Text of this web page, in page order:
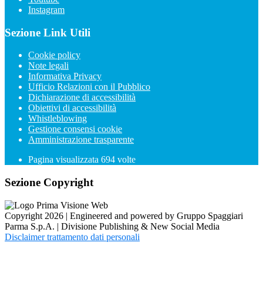
Instagram
Sezione Link Utili
Cookie policy
Note legali
Informativa Privacy
Ufficio Relazioni con il Pubblico
Dichiarazione di accessibilità
Obiettivi di accessibilità
Whistleblowing
Gestione consensi cookie
Amministrazione trasparente
Pagina visualizzata 694 volte
Sezione Copyright
Copyright 2026 | Engineered and powered by Gruppo Spaggiari
Parma S.p.A. | Divisione Publishing & New Social Media
Disclaimer trattamento dati personali